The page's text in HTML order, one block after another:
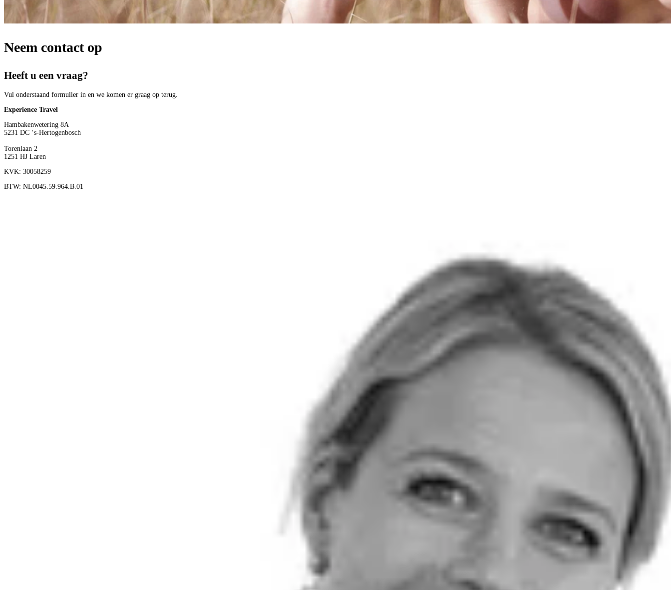
Neem contact op
Heeft u een vraag?
Vul onderstaand formulier in en we komen er graag op terug.
Experience Travel
Hambakenwetering 8A
5231 DC ‘s-Hertogenbosch
Torenlaan 2
1251 HJ Laren
KVK: 30058259
BTW: NL0045.59.964.B.01